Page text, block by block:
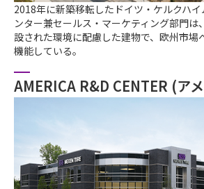
2018年に新築移転したドイツ・ケルクハ
ンター兼セールス・マーケティング部門は
設された環境に配慮した建物で、欧州市場
機能している。
AMERICA R&D CENTER (ア